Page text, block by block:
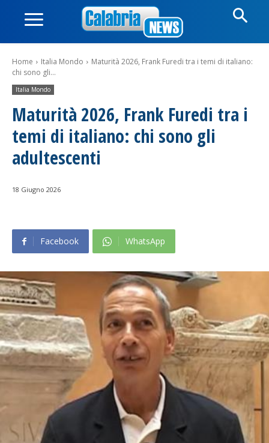
Home Italia Mondo
Maturità 2026, Frank Furedi tra i temi di italiano:
chi sono gli...
Italia Mondo
Maturità 2026, Frank Furedi tra i
temi di italiano: chi sono gli
adultescenti
18 Giugno 2026
Facebook WhatsApp